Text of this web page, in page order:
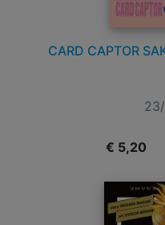
CARD CAPTOR
€ 5,20